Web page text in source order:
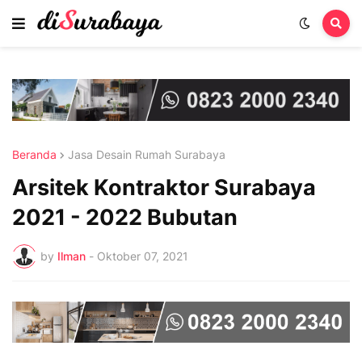
Beranda Jasa Desain Rumah Surabaya
Arsitek Kontraktor Surabaya
2021 - 2022 Bubutan
by Ilman - Oktober 07, 2021